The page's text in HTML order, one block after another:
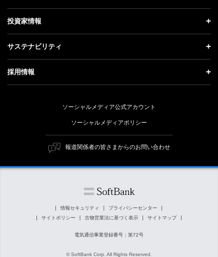
更新情報
記者説明会
社長メッセージ
事業紹介
ガバナンス
理念・ビジョン・戦略 トップ
成長戦略「Activate AI for Society」
人材戦略
投資家情報
投資家情報 トップ
経営方針
個人投資家の皆さまへ
株式と社債について
サステナビリティ
サステナビリティ トップ
トップメッセージ
ESG方針・体制
マテリアリティ（重要課題）
ESGの主な取り組み
外部評価・イニシアチブ
採用情報
障がい者採用
ソーシャルメディア公式アカウント
ソーシャルメディアポリシー
報道関係者の皆さまからのお問い合わせ
情報セキュリティ
プライバシーセンター
サイトポリシー
古物営業法に基づく表示 サイトマップ
電気通信事業登録番号：第72号
© SoftBank Corp. All Rights Reserved.